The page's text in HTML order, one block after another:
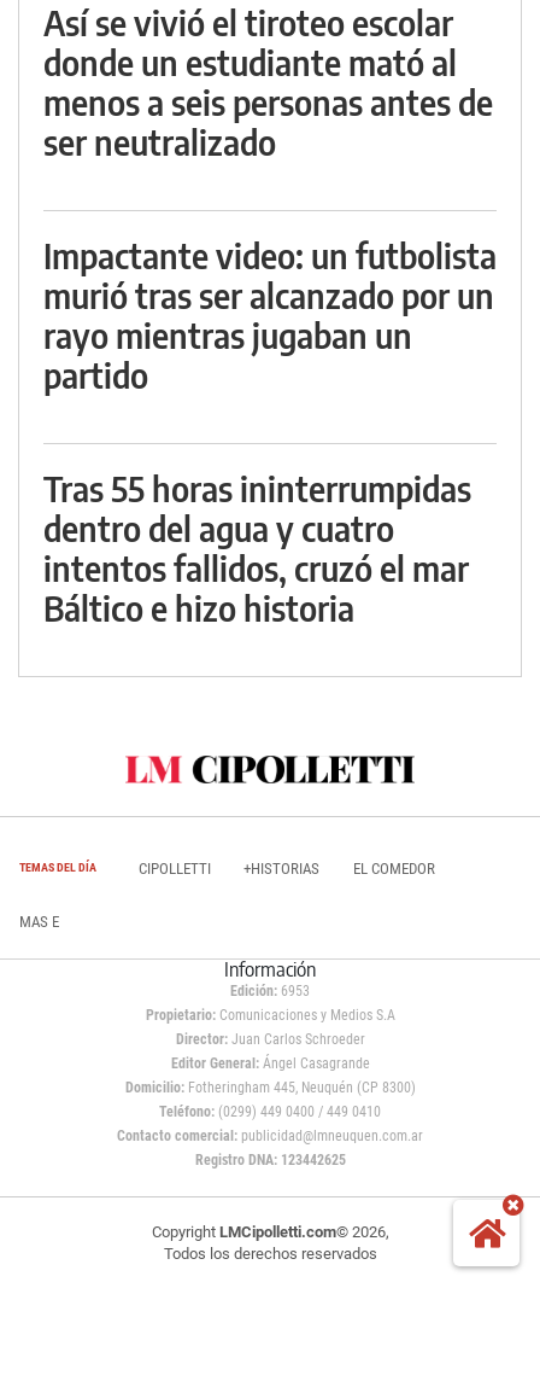
Así se vivió el tiroteo escolar
donde un estudiante mató al
menos a seis personas antes de
ser neutralizado
Impactante video: un futbolista
murió tras ser alcanzado por un
rayo mientras jugaban un
partido
Tras 55 horas ininterrumpidas
dentro del agua y cuatro
intentos fallidos, cruzó el mar
Báltico e hizo historia
TEMAS DEL DÍA CIPOLLETTI +HISTORIAS EL COMEDOR
MAS E
Información
Edición: 6953
Propietario:Comunicaciones y Medios S.A
Director: Juan Carlos Schroeder
Editor General:Ángel Casagrande
Domicilio:Fotheringham 445, Neuquén (CP 8300)
Teléfono: (0299) 449 0400 / 449 0410
Contacto comercial: publicidad@lmneuquen.com.ar
Registro DNA: 123442625
Copyright LMCipolletti.com© 2026,
Todos los derechos reservados